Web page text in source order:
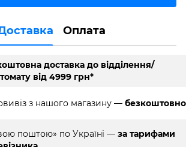
Оплата
доставка до відділення/
від 4999 грн*
з нашого магазину — безкоштовно
поштою» по Україні — за тарифами